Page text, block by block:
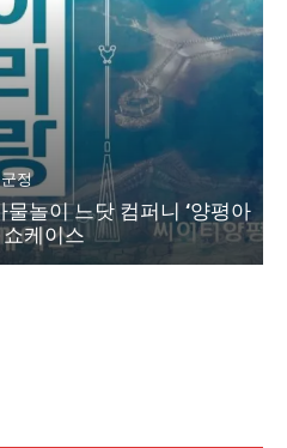
군정
놀이 느닷 컴퍼니 ‘양평아
쇼케이스